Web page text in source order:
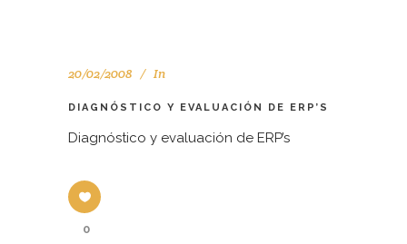
20/02/2008 In
DIAGNÓSTICO Y EVALUACIÓN DE ERP’S
Diagnóstico y evaluación de ERP’s
0